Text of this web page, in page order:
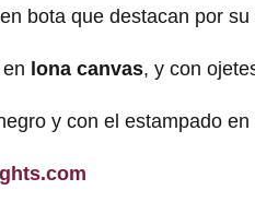
bota que destacan por su
lona canvas, y con
y con el estampado en